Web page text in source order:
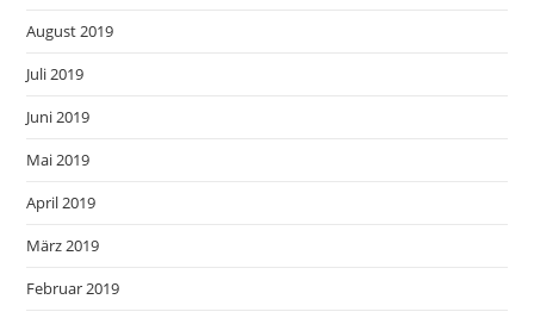
August 2019
Juli 2019
Juni 2019
Mai 2019
April 2019
März 2019
Februar 2019